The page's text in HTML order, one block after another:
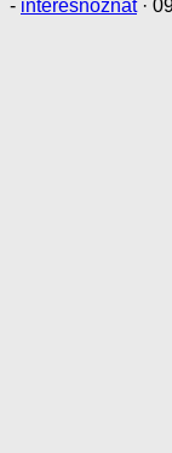
- interesnoznat ·